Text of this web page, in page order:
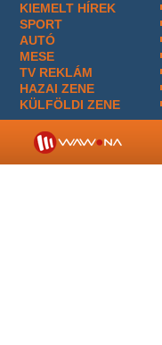
KIEMELT HÍREK
SPORT
AUTÓ
MESE
TV REKLÁM
HAZAI ZENE
KÜLFÖLDI ZENE